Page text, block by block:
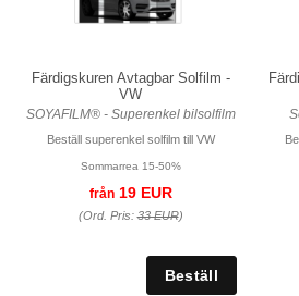
Färdigskuren Avtagbar Solfilm -
VW
SOYAFILM® - Superenkel bilsolfilm
Beställ superenkel solfilm till VW
Sommarrea 15-50%
från19 EUR
(Ord. Pris:33 EUR)